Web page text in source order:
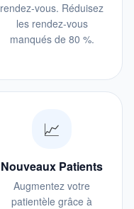
rendez-vous. Réduisez
les rendez-vous
manqués de 80 %.
📈
Nouveaux Patients
Augmentez votre
patientèle grâce à